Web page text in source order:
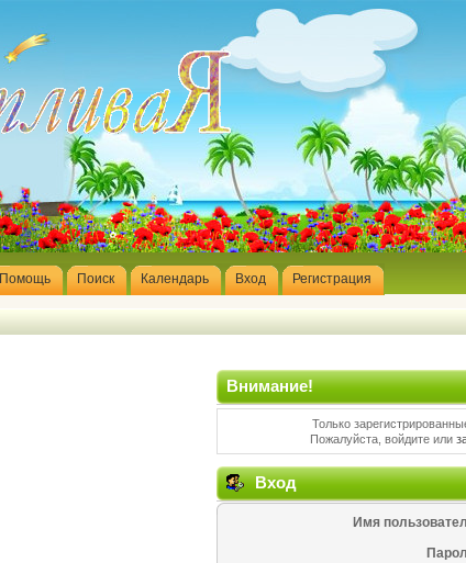
Помощь Поиск Календарь Вход Регистрация
Внимание!
Только
Пожалуйста, войдите или
Вход
Имя